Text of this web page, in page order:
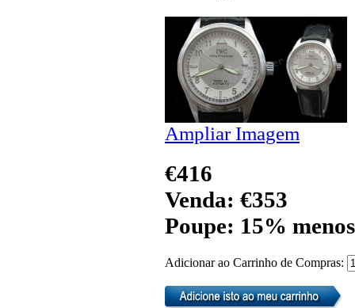
Ampliar Imagem
€416
Venda: €353
Poupe: 15% menos
Adicionar ao Carrinho de Compras: